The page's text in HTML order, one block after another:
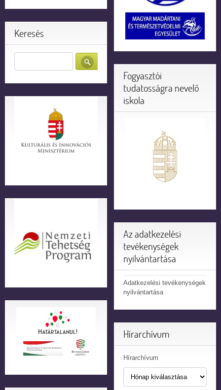
Keresés
Fogyasztói
tudatosságra nevelő
iskola
Az adatkezelési
tevékenységek
nyilvántartása
Adatkezelési tevékenységek
nyilvántartása
Hírarchívum
Hírarchívum